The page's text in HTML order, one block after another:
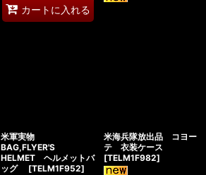
カートに入れる
米軍実物
BAG,FLYER'S
HELMET ヘルメットバ
ッグ
[TELM1F952]
米海兵隊放出品 コヨー
テ 衣装ケース
[TELM1F982]